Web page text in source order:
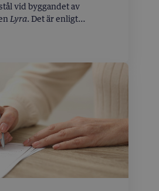
vid byggandet av
Lyra. Det är enligt